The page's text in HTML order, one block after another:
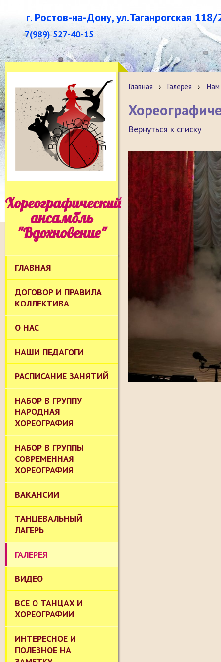
г. Ростов-на-Дону, ул.Таганрогская 118/
7(989) 527-40-15
Хореографический
ансамбль
"Вдохновение"
ГЛАВНАЯ
ДОГОВОР И ПРАВИЛА
КОЛЛЕКТИВА
О НАС
НАШИ ПЕДАГОГИ
РАСПИСАНИЕ ЗАНЯТИЙ
НАБОР В ГРУППУ
НАРОДНАЯ
ХОРЕОГРАФИЯ
НАБОР В ГРУППЫ
СОВРЕМЕННАЯ
ХОРЕОГРАФИЯ
ВАКАНСИИ
ТАНЦЕВАЛЬНЫЙ
ЛАГЕРЬ
ГАЛЕРЕЯ
ВИДЕО
ВСЕ О ТАНЦАХ И
ХОРЕОГРАФИИ
ИНТЕРЕСНОЕ И
ПОЛЕЗНОЕ НА
Главная › Галерея › Нам
Вернуться к списку